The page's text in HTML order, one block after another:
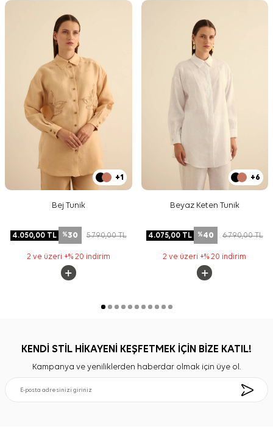
+1
Bej Tunik
4.050,00TL %30 5.790,00TL
2 ve üzeri +% 20 indirim
+6
Beyaz Keten Tunik
4.075,00TL %40 6.790,00TL
2 ve üzeri +% 20 indirim
KENDİ STİL HİKAYENİ KEŞFETMEK İÇİN BİZE KATIL!
Kampanya ve yeniliklerden haberdar olmak için üye ol.